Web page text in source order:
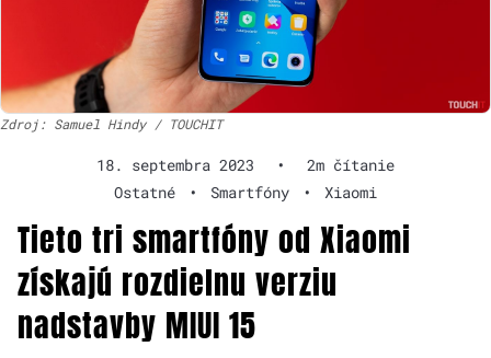
Zdroj: Samuel Hindy / TOUCHIT
18. septembra 2023 •
2m čítanie
Ostatné
• Smartfóny • Xiaomi
Tieto tri smartfóny od Xiaomi
získajú rozdielnu verziu
nadstavby MIUI 15